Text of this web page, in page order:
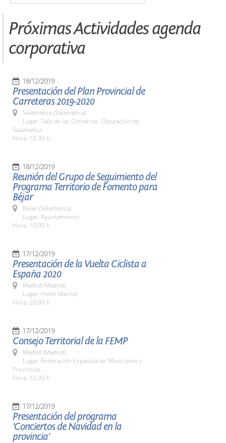
Próximas Actividades agenda
corporativa
18/12/2019
Presentación del Plan Provincial de
Carreteras 2019-2020
Salamanca (Salamanca)
Lugar: Sala de las Comarcas. Diputación de
Salamanca
Hora: 10:30 h.
18/12/2019
Reunión del Grupo de Seguimiento del
Programa Territorio de Fomento para
Béjar
Béjar (Salamanca)
Lugar: Ayuntamiento
Hora: 10:00 h.
17/12/2019
Presentación de la Vuelta Ciclista a
España 2020
Madrid (Madrid)
Lugar: Hotel Marriot
Hora: 20:00 h.
17/12/2019
Consejo Territorial de la FEMP
Madrid (Madrid)
Lugar: Federación Española de Municipios y
Provincias
Hora: 12:30 h.
17/12/2019
Presentación del programa
'Conciertos de Navidad en la
provincia'